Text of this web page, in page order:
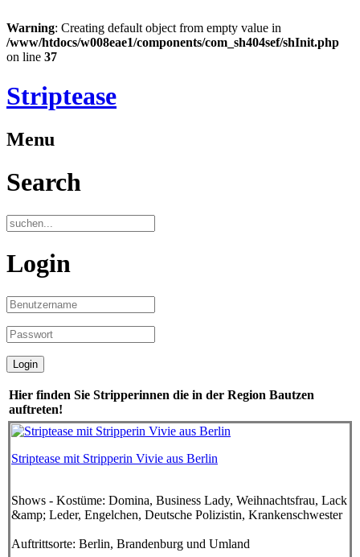
Warning: Creating default object from empty value in
/www/htdocs/w008eae1/components/com_sh404sef/shInit.php
on line 37
Striptease
Menu
Search
Login
Hier finden Sie Stripperinnen die in der Region Bautzen
auftreten!
Striptease mit Stripperin Vivie aus Berlin
Shows - Kostüme: Domina, Business Lady, Weihnachtsfrau, Lack
&amp; Leder, Engelchen, Deutsche Polizistin, Krankenschwester
Auftrittsorte: Berlin, Brandenburg und Umland